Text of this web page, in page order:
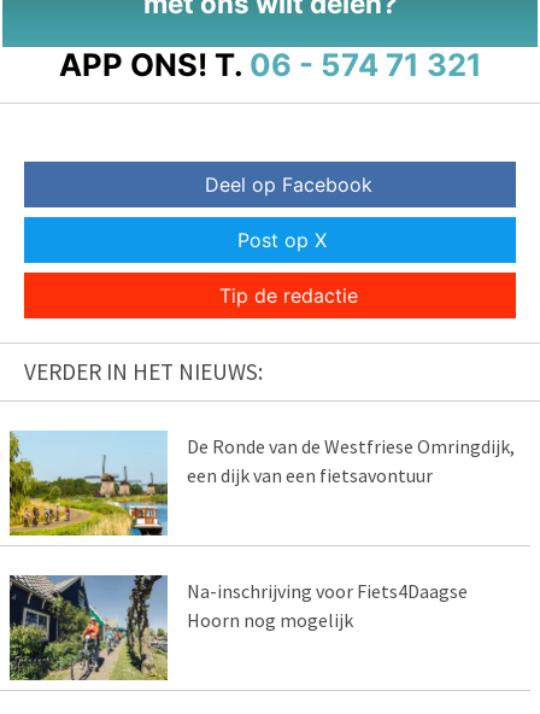
APP ONS! T. 06 - 574 71 321
Deel op Facebook
Post op X
Tip de redactie
VERDER IN HET NIEUWS:
De Ronde van de Westfriese Omringdijk,
een dijk van een fietsavontuur
Na-inschrijving voor Fiets4Daagse
Hoorn nog mogelijk